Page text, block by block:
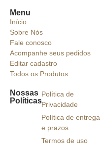
Menu
Início
Sobre Nós
Fale conosco
Acompanhe seus pedidos
Editar cadastro
Todos os Produtos
Nossas
Políticas
Política de
Privacidade
Política de entrega
e prazos
Termos de uso